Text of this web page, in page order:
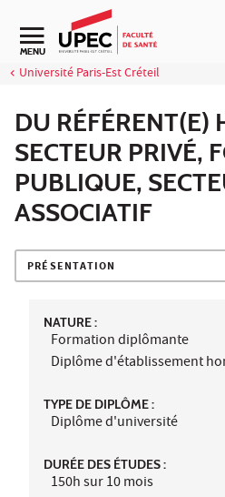
Aller au contenu
Navigation secondaire
MENU
Université Paris-Est Créteil
DU RÉFÉRENT(E)
SECTEUR PRIVÉ,
PUBLIQUE,
ASSOCIATIF
PRÉSENTATION
NATURE :
Formation diplômante
Diplôme d'établissement
TYPE DE DIPLÔME :
Diplôme d'université
DURÉE DES ÉTUDES :
150h sur 10 mois